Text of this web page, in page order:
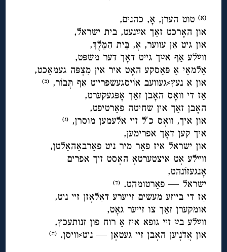
(א) טוט הערן, אָ, כהנים,
און האָרכט זאַך אײַנעט, בית ישראל,
און גיט אַן עווער, אָ, בֵּית הַמֵּלֶךְ,
ווײַלע אַף אײַך גייט דאָך דער משפּט,
אַלמאַי אַ פּאַסקע האָט איר אין מִצְפּה געמאַכט,
און אַ נעץ⸗געוועב אוֹיסגעשפּרייט אַף תָּבוֹר,(ב)
אַז די וואָס האָבן זאַך אָפּגעקערט,
האָבן זאַך אין שחיטה פאַרטיפט,
און איך, וואָס כ′ל זיי אַלעמען מוסרן,(ג)
איך קען דאָך אפרימען,
און ישראל איז פאַר מיר ניט פאַרבאַהאַלטן,
ווײַלע אָט איצטערטאָ האָסט זיך אפרים
אָנגעזוֹנהט,
ישראל — פאַרטומהט.(ד)
אַז די בייזע מעשים זייערע דאַלאָזן זיי ניט,
אומקערן זאַך צו זייער גאָט,
ווײַלע בײַ זיי גופא איז אַ רוח פון זנותעכץ,
און אֲדֹנָיען האָבן זיי געטאָן — ניט⸗וויסן.(ה)